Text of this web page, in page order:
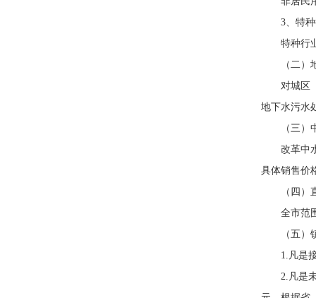
3、特
特种行
（二）
对城区
地下水污水
（三）
改革中
具体销售价
（四
全市范
（五
1.凡是
2.凡是